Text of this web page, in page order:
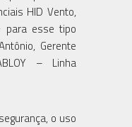
HID Vento,
para esse tipo
Gerente
– Linha
o uso